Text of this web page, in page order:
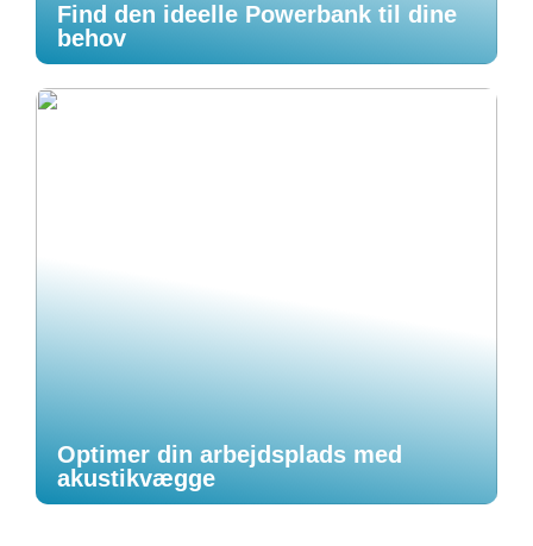
Find den ideelle Powerbank til dine
behov
Optimer din arbejdsplads med
akustikvægge